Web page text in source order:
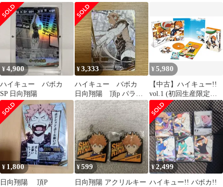
強化合宿 日向翔陽
¥4,900
ハイキュー バボカ
SP 日向翔陽
¥3,333
ハイキュー バボカ
日向翔陽 頂p パラレ
ル
¥5,980
【中古】ハイキュー!!
vol.1 (初回生産限定版)
【イベント無料参加抽
選応募券付き】 [DVD]
9jupf8b
¥ 1,800
日向翔陽 頂P
¥599
日向翔陽 アクリルキー
¥2,499
ハイキュー!! バボカ!!